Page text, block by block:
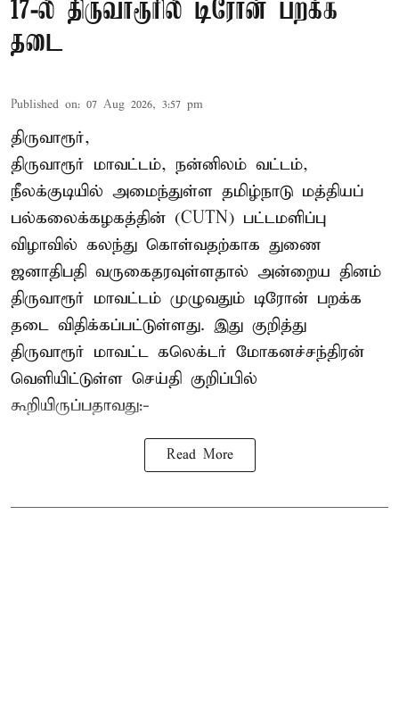
17-ல் திருவாரூரில் டிரோன் பறக்க
தடை
Published on: 07 Aug 2026, 3:57 pm
திருவாரூர்,
திருவாரூர் மாவட்டம், நன்னிலம் வட்டம்,
நீலக்குடியில் அமைந்துள்ள தமிழ்நாடு மத்தியப்
பல்கலைக்கழகத்தின் (CUTN) பட்டமளிப்பு
விழாவில் கலந்து கொள்வதற்காக துணை
ஜனாதிபதி வருகைதரவுள்ளதால் அன்றைய தினம்
திருவாரூர் மாவட்டம் முழுவதும் டிரோன் பறக்க
தடை விதிக்கப்பட்டுள்ளது. இது குறித்து
திருவாரூர் மாவட்ட கலெக்டர் மோகனச்சந்திரன்
வெளியிட்டுள்ள செய்தி குறிப்பில்
கூறியிருப்பதாவது:-
Read More